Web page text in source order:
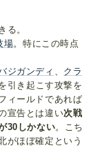
る。
場。特にこの時点
ジガンディ 、 クラ
引き起こす攻撃を
ィールドであれば
宣告とは違い次戦
30しかない。こち
がほぼ確定という